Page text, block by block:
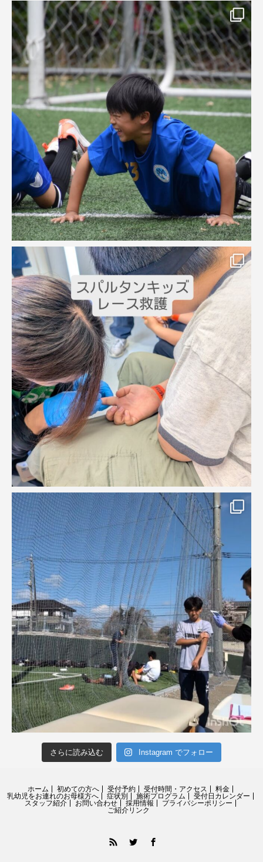
さらに読み込む Instagram でフォロー
ホーム 初めての方へ 受付予約 受付時間・アクセス
料金
乳幼児をお連れのお母様方へ
症状別 施術プログラム
受付日カレンダー
スタッフ紹介
お問い合わせ 採用情報
プライバシーポリシー
ご紹介リンク
Facebook